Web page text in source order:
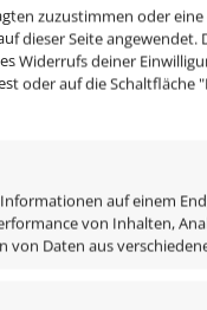
zuzustimmen oder
dieser Seite angewendet.
Widerrufs deiner
oder auf die Schaltfläche
auf einem
von Inhalten,
Daten aus
heben sich auch
werden
so das der